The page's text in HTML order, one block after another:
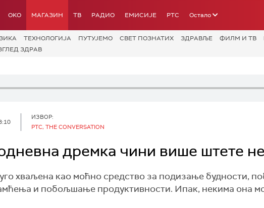
OKO МАГАЗИН ТВ РАДИО ЕМИСИЈЕ РТС Остало
ТЕХНОЛОГИЈA ПУТУЈЕМО СВЕТ ПОЗНАТИХ ЗДРАВЉЕ ФИЛМ И ТВ
ЗДРАВ
ИЗВОР:
РТС, THE CONVERSATION
дремка чини више штете
хваљена као моћно средство за подизање будности,
и побољшање продуктивности. Ипак, некима она